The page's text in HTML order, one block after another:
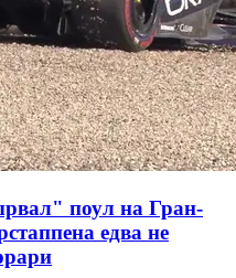
поул на Гран-
едва не